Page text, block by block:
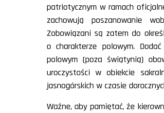
patriotycznym w ramach
zachowują poszanowanie
Zobowiązani są zatem do
o charakterze polowym.
polowym (poza świątynią)
uroczystości w obiekcie
jasnogórskich w czasie
Ważne, aby pamiętać, że